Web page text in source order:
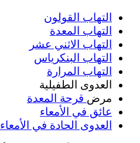
التهاب القولون
التهاب المعدة
التهاب الاثني عشر
التهاب البنكرياس
التهاب المرارة
العدوى الطفيلية
مرض قرحة المعدة
عائق في الأمعاء
العدوى الحادة في الأمعاء